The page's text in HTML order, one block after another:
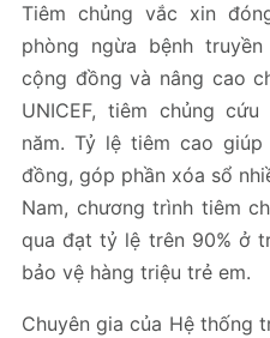
Tiêm chủng vắc xin
phòng ngừa bệnh
cộng đồng và nâng cao
UNICEF, tiêm chủng
năm. Tỷ lệ tiêm cao
đồng, góp phần xóa sổ
Nam, chương trình tiêm
qua đạt tỷ lệ trên 90% ở
bảo vệ hàng triệu trẻ em.
Chuyên gia của Hệ thống